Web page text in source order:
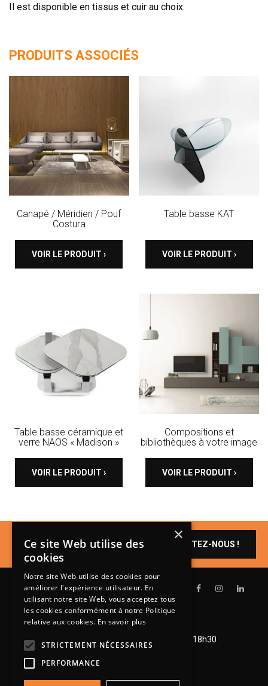
Il est disponible en tissus et cuir au choix.
PRODUITS ASSOCIÉS
Canapé / Méridien / Pouf
Costura
VOIR LE PRODUIT ›
Table basse KAT
VOIR LE PRODUIT ›
Table basse céramique et
verre NAOS « Madison »
VOIR LE PRODUIT ›
Compositions et
bibliothèques à votre image
VOIR LE PRODUIT ›
Un produit vous
intéresse ?
CONTACTEZ-NOUS !
Lundi de 14h à 18h30
Mardi à vendredi de 9h à 12h et de 14h à 18h30
×
Ce site Web utilise des
cookies
Notre site Web utilise des cookies pour
améliorer l'expérience utilisateur. En
utilisant notre site Web, vous acceptez tous
les cookies conformément à notre Politique
relative aux cookies. En savoir plus
STRICTEMENT NÉCESSAIRES
PERFORMANCE